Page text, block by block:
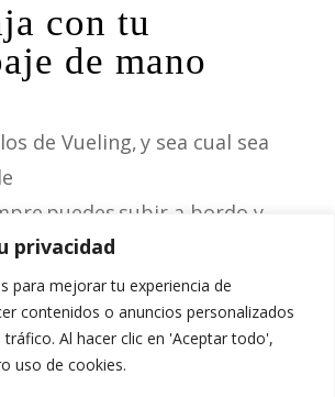
privacidad
para mejorar tu experiencia de
contenidos o anuncios personalizados
Al hacer clic en 'Aceptar todo',
uso de cookies.
con tu
de mano
de Vueling, y sea cual sea
puedes subir a bordo y
gratuita un bolso con las
35x20x20
las compras que hagas
Conoce los trucos